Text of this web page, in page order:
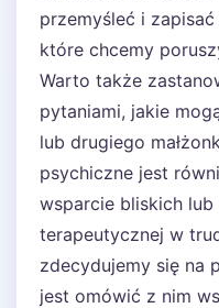
przemyśleć i
które chcemy
Warto także
pytaniami, jakie
lub drugiego
psychiczne jest
wsparcie bliskich
terapeutycznej w
zdecydujemy się na
jest omówić z nim